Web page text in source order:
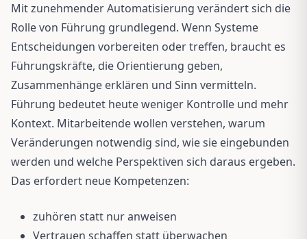
Mit zunehmender Automatisierung verändert sich die
Rolle von Führung grundlegend. Wenn Systeme
Entscheidungen vorbereiten oder treffen, braucht es
Führungskräfte, die Orientierung geben,
Zusammenhänge erklären und Sinn vermitteln.
Führung bedeutet heute weniger Kontrolle und mehr
Kontext. Mitarbeitende wollen verstehen, warum
Veränderungen notwendig sind, wie sie eingebunden
werden und welche Perspektiven sich daraus ergeben.
Das erfordert neue Kompetenzen:
zuhören statt nur anweisen
Vertrauen schaffen statt überwachen